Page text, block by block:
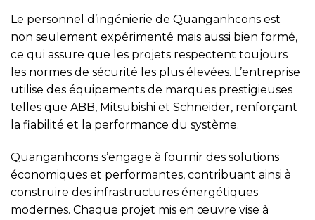
Le personnel d’ingénierie de Quanganhcons est
non seulement expérimenté mais aussi bien formé,
ce qui assure que les projets respectent toujours
les normes de sécurité les plus élevées. L’entreprise
utilise des équipements de marques prestigieuses
telles que ABB, Mitsubishi et Schneider, renforçant
la fiabilité et la performance du système.
Quanganhcons s’engage à fournir des solutions
économiques et performantes, contribuant ainsi à
construire des infrastructures énergétiques
modernes. Chaque projet mis en œuvre vise à